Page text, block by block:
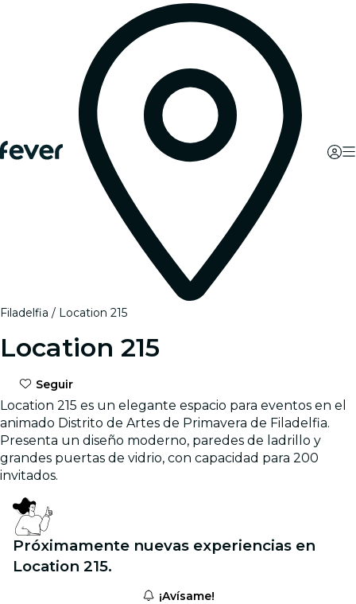
Filadelfia Location 215
Location 215
Seguir
Location 215 es un elegante espacio para eventos en el
animado Distrito de Artes de Primavera de Filadelfia.
Presenta un diseño moderno, paredes de ladrillo y
grandes puertas de vidrio, con capacidad para 200
invitados.
Próximamente nuevas experiencias en
Location 215.
¡Avísame!